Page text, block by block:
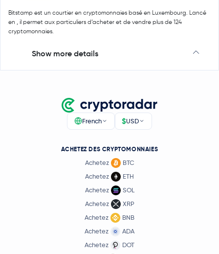
Bitstamp est un courtier en cryptomonnaies basé en Luxembourg. Lancé
en , il permet aux particuliers d’acheter et de vendre plus de 124
cryptomonnaies.
Show more details
French $USD
ACHETEZ DES CRYPTOMONNAIES
Achetez
BTC
Achetez
ETH
Achetez
SOL
Achetez
XRP
Achetez
BNB
Achetez
ADA
Achetez
DOT